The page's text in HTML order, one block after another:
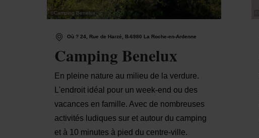
©Camping Benelux
Où ? 24, Rue de Harzé, B-6980 La Roche-en-Ardenne
Camping Benelux
En pleine nature au milieu de la verdure.
L'endroit idéal pour un week-end ou des
vacances en famille. Avec de nombreuses
activités ludiques sur et autour du camping
et à 10 minutes à pied du centre-ville.